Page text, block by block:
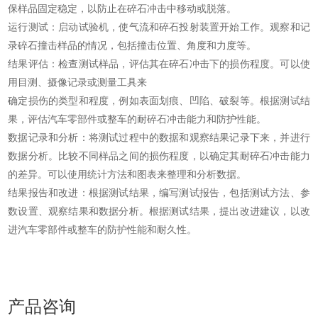
保样品固定稳定，以防止在碎石冲击中移动或脱落。
运行测试：启动试验机，使气流和碎石投射装置开始工作。观察和记
录碎石撞击样品的情况，包括撞击位置、角度和力度等。
结果评估：检查测试样品，评估其在碎石冲击下的损伤程度。可以使
用目测、摄像记录或测量工具来
确定损伤的类型和程度，例如表面划痕、凹陷、破裂等。根据测试结
果，评估汽车零部件或整车的耐碎石冲击能力和防护性能。
数据记录和分析：将测试过程中的数据和观察结果记录下来，并进行
数据分析。比较不同样品之间的损伤程度，以确定其耐碎石冲击能力
的差异。可以使用统计方法和图表来整理和分析数据。
结果报告和改进：根据测试结果，编写测试报告，包括测试方法、参
数设置、观察结果和数据分析。根据测试结果，提出改进建议，以改
进汽车零部件或整车的防护性能和耐久性。
产品咨询